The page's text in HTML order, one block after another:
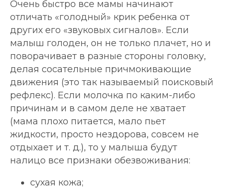
Очень быстро все мамы начинают
отличать «голодный» крик ребенка от
других его «звуковых сигналов». Если
малыш голоден, он не только плачет, но и
поворачивает в разные стороны головку,
делая сосательные причмокивающие
движения (это так называемый поисковый
рефлекс). Если молочка по каким-либо
причинам и в самом деле не хватает
(мама плохо питается, мало пьет
жидкости, просто нездорова, совсем не
отдыхает и т. д.), то у малыша будут
налицо все признаки обезвоживания:
сухая кожа;